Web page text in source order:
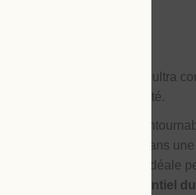
en velours éponge
, ultra
tout au long de l’été.
éponge
, la pièce
quotidien. Confectionné dans
fraîcheur et de légèreté idéale
essentiel